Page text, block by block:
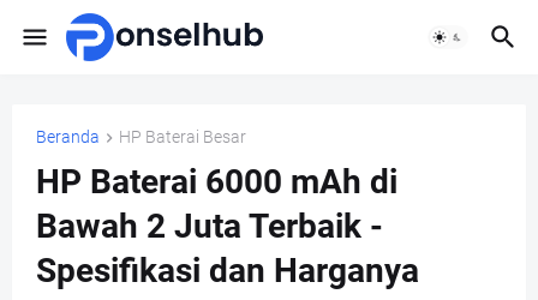
Beranda HP Baterai Besar
HP Baterai 6000 mAh di
Bawah 2 Juta Terbaik -
Spesifikasi dan Harganya